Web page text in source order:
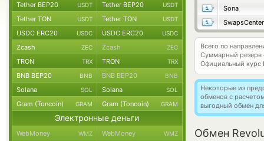
Sona
SwapsCenter
Всего по
Суммарный резерв
Официальный курс
Некоторые из
обменов с
выгодный обмен
Обмен
Tether BEP20 USDT Tether BEP20 USDT
Tether TON USDT Tether TON USDT
USDC ERC20 USDC USDC ERC20 USDC
Zcash ZEC Zcash ZEC
TRON TRX TRON TRX
BNB BEP20 BNB BNB BEP20 BNB
Solana SOL Solana SOL
Gram (Toncoin) GRAM Gram (Toncoin) GRAM
Электронные деньги
WebMoney WMZ WebMoney WMZ